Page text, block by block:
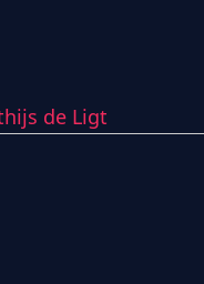
de Ligt